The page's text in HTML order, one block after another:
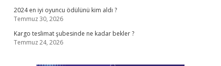
2024 en iyi oyuncu ödülünü kim aldı ?
Temmuz 30, 2026
Kargo teslimat şubesinde ne kadar bekler ?
Temmuz 24, 2026